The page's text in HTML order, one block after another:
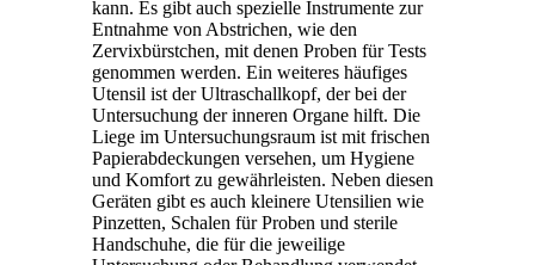
kann. Es gibt auch spezielle Instrumente zur
Entnahme von Abstrichen, wie den
Zervixbürstchen, mit denen Proben für Tests
genommen werden. Ein weiteres häufiges
Utensil ist der Ultraschallkopf, der bei der
Untersuchung der inneren Organe hilft. Die
Liege im Untersuchungsraum ist mit frischen
Papierabdeckungen versehen, um Hygiene
und Komfort zu gewährleisten. Neben diesen
Geräten gibt es auch kleinere Utensilien wie
Pinzetten, Schalen für Proben und sterile
Handschuhe, die für die jeweilige